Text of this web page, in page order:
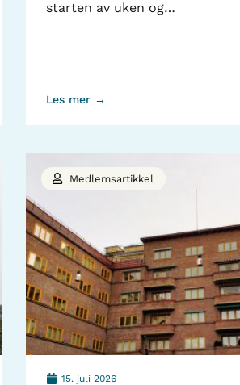
starten av uken og…
Les mer →
15. juli 2026
Medlemsartikkel